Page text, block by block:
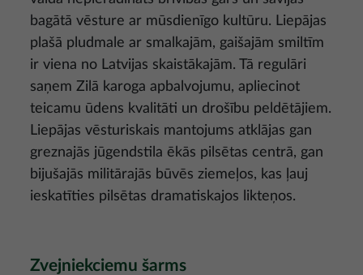
bagātā vēsture ar mūsdienīgo kultūru. Liepājas
plašā pludmale ar smalkajām, gaišajām smiltīm
ir viena no Latvijas skaistākajām. Tā regulāri
saņem Zilā karoga apbalvojumu, apliecinot
teicamu ūdens kvalitāti un drošību peldētājiem.
Liepājas vēsturiskais mantojums atklājas gan
greznajās jūgendstila ēkās pilsētas centrā, gan
bijušajās militārajās būvēs ziemeļos, kas ļauj
ieskatīties pilsētas dramatiskajos likteņos.
Zvejniekciemu šarms